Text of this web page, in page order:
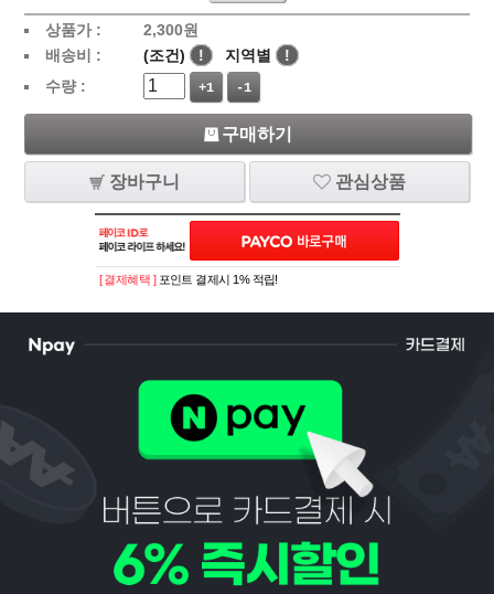
상품가 : 2,300원
배송비 :
(조건) ! 지역별
!
수량 :
+1 -1
구매하기
장바구니 관심상품
[ 결제혜택 ] 포인트 결제시 1% 적립!